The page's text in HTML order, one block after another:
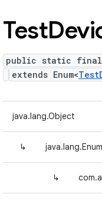
Test
public static final
extends Enum<
java.lang.Object
↳
↳